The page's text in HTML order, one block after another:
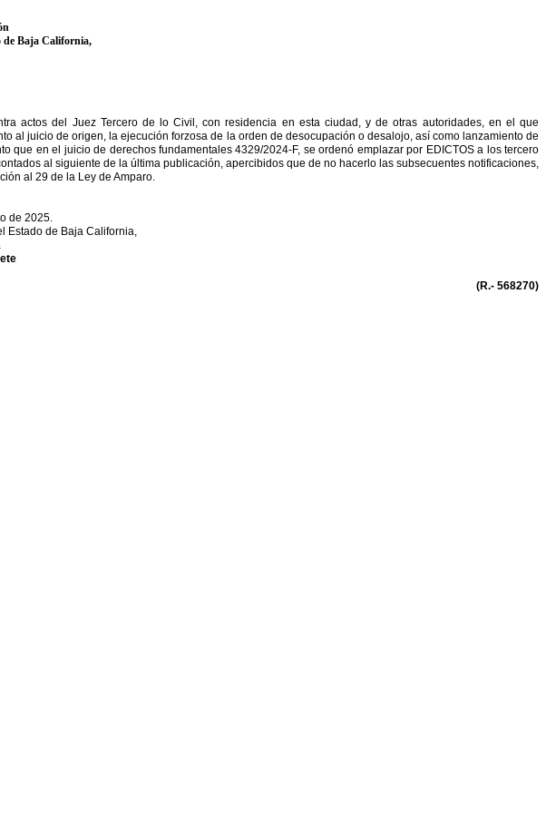
de Baja California,
actos del Juez Tercero de lo Civil, con residencia en esta ciudad, y de otras autoridades, en el que
al juicio de origen, la ejecución forzosa de la orden de desocupación o desalojo, así como lanzamiento de
que en el juicio de derechos fundamentales 4329/2024-F, se ordenó emplazar por EDI CTOS a los tercero
al siguiente de la última publicación, apercibidos que de no hacerlo las subsecuentes notificaciones,
al 29 de la Ley de Amparo.
de 2025.
Estado de Baja California,
(R.- 568270)